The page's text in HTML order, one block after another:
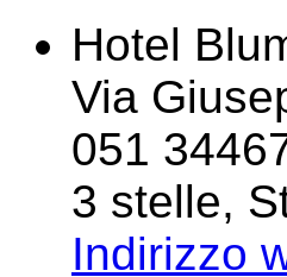
Hotel
Via
051
3 stelle,
Indirizzo